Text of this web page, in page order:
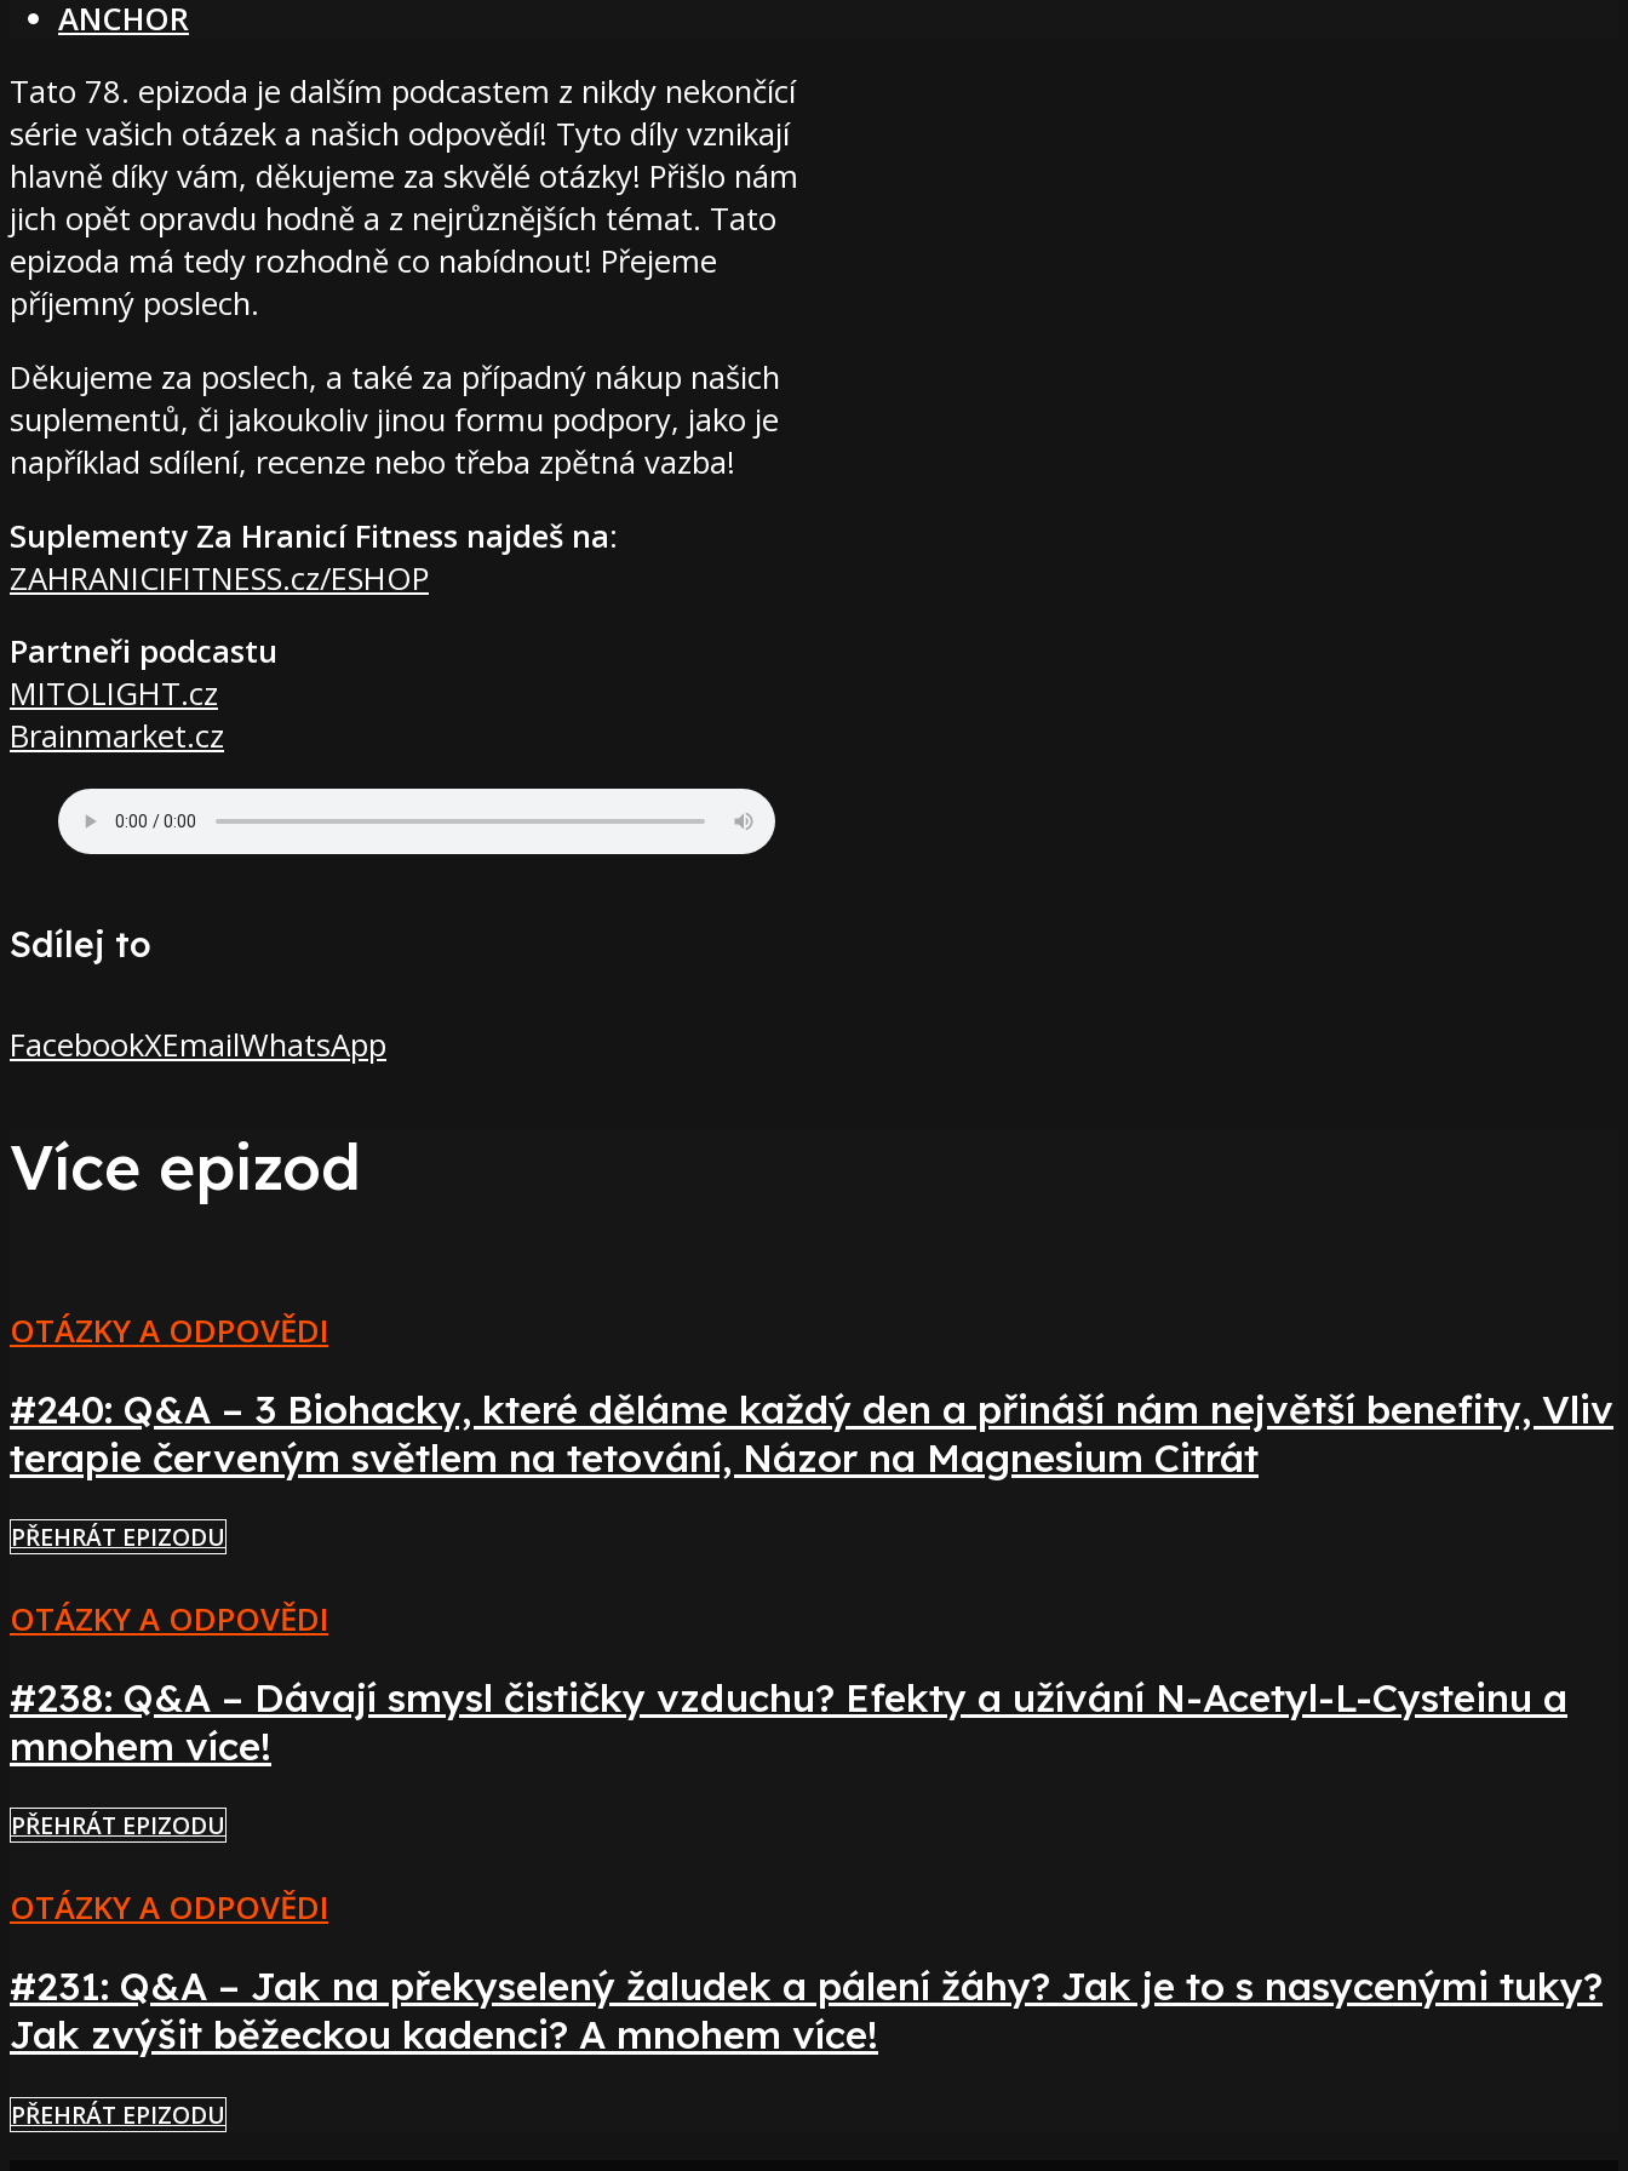
ANCHOR
Tato 78. epizoda je dalším podcastem z nikdy nekončící
série vašich otázek a našich odpovědí! Tyto díly vznikají
hlavně díky vám, děkujeme za skvělé otázky! Přišlo nám
jich opět opravdu hodně a z nejrůznějších témat. Tato
epizoda má tedy rozhodně co nabídnout! Přejeme
příjemný poslech.
Děkujeme za poslech, a také za případný nákup našich
suplementů, či jakoukoliv jinou formu podpory, jako je
například sdílení, recenze nebo třeba zpětná vazba!
Suplementy Za Hranicí Fitness najdeš na:
ZAHRANICIFITNESS.cz/ESHOP
Partneři podcastu
MITOLIGHT.cz
Brainmarket.cz
Sdílej to
FacebookXEmailWhatsApp
Více epizod
OTÁZKY A ODPOVĚDI
#240: Q&A – 3 Biohacky, které děláme každý den a přináší nám největší benefity, Vliv
terapie červeným světlem na tetování, Názor na Magnesium Citrát
PŘEHRÁT EPIZODU
OTÁZKY A ODPOVĚDI
#238: Q&A – Dávají smysl čističky vzduchu? Efekty a užívání N-Acetyl-L-Cysteinu a
mnohem více!
PŘEHRÁT EPIZODU
OTÁZKY A ODPOVĚDI
#231: Q&A – Jak na překyselený žaludek a pálení žáhy? Jak je to s nasycenými tuky?
Jak zvýšit běžeckou kadenci? A mnohem více!
PŘEHRÁT EPIZODU